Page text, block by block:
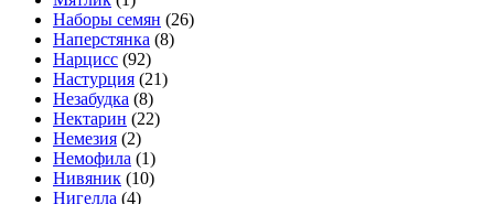
Наборы семян (26)
Наперстянка (8)
Нарцисс (92)
Настурция (21)
Незабудка (8)
Нектарин (22)
Немезия (2)
Немофила (1)
Нивяник (10)
Нигелла (4)